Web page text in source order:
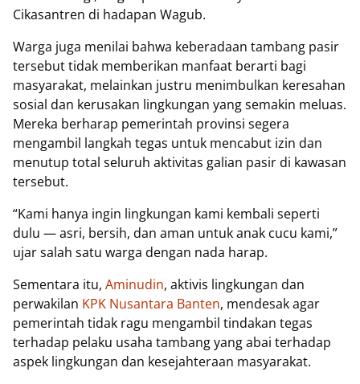
Cikasantren di hadapan Wagub.
Warga juga menilai bahwa keberadaan tambang pasir
tersebut tidak memberikan manfaat berarti bagi
masyarakat, melainkan justru menimbulkan keresahan
sosial dan kerusakan lingkungan yang semakin meluas.
Mereka berharap pemerintah provinsi segera
mengambil langkah tegas untuk mencabut izin dan
menutup total seluruh aktivitas galian pasir di kawasan
tersebut.
“Kami hanya ingin lingkungan kami kembali seperti
dulu — asri, bersih, dan aman untuk anak cucu kami,”
ujar salah satu warga dengan nada harap.
Sementara itu, Aminudin, aktivis lingkungan dan
perwakilan KPK Nusantara Banten, mendesak agar
pemerintah tidak ragu mengambil tindakan tegas
terhadap pelaku usaha tambang yang abai terhadap
aspek lingkungan dan kesejahteraan masyarakat.